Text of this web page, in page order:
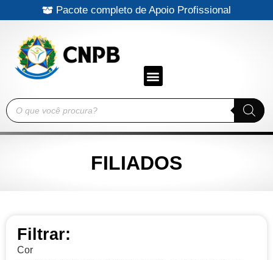
Pacote completo de Apoio Profissional
FILIADOS
Filtrar:
Cor